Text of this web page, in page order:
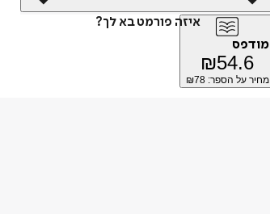
איזה פורמט בא לך?
מודפס
₪54.6
מחיר על הספר: ₪78